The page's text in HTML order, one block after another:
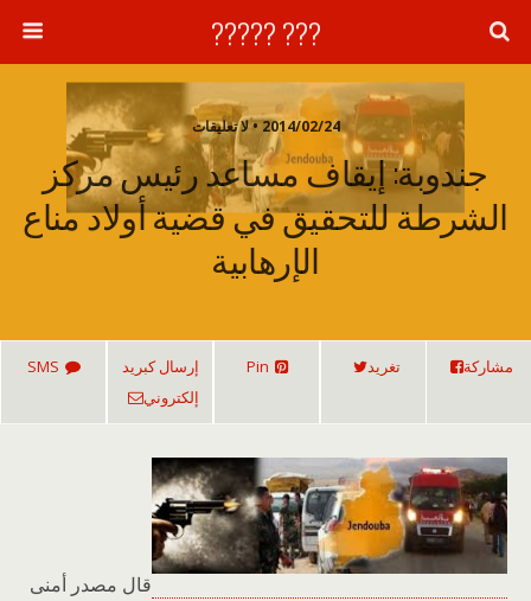
??? ?????
2014/02/24 • لا تعليقات
جندوبة: إيقاف مساعد رئيس مركز
الشرطة للتحقيق في قضية أولاد مناع
الإرهابية
مشاركة تغريد Pin
إرسال كبريد
إلكتروني
SMS
قال مصدر أمنى